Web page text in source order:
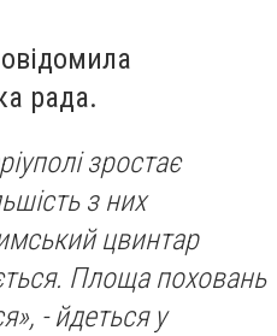
рада.
зростає
з них
цвинтар
Площа поховань
- йдеться у